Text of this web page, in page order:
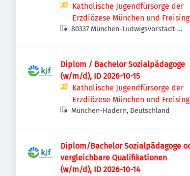
Katholische Jugendfürsorge der
Erzdiözese München und Freising
e.V.
80337 München-Ludwigsvorstadt-
Diplom / Bachelor Sozialpädagoge
(w/m/d), ID 2026-10-15
Katholische Jugendfürsorge der
Erzdiözese München und Freising
e.V.
München-Hadern, Deutschland
Diplom/Bachelor Sozialpädagoge oder
vergleichbare Qualifikationen
(w/m/d), ID 2026-10-14